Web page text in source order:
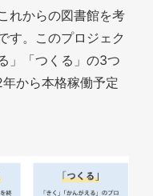
れからの図書館を考
す。このプロジェク
」「つくる」の3つ
から本格稼働予定